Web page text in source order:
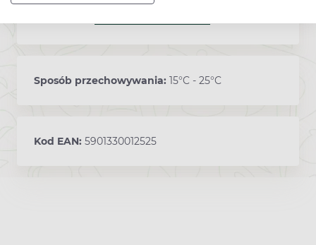
Sposób przechowywania: 15°C - 25°C
Kod EAN: 5901330012525